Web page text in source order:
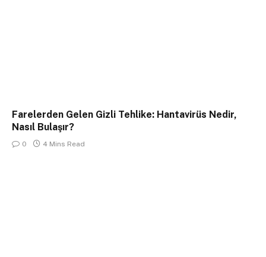
Farelerden Gelen Gizli Tehlike: Hantavirüs Nedir,
Nasıl Bulaşır?
0 4 Mins Read